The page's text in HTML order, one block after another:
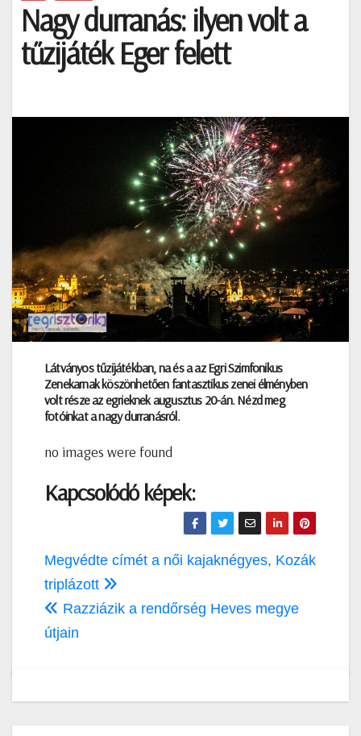
Nagy durranás: ilyen volt a
tűzijáték Eger felett
Látványos tűzijátékban, na és a az Egri Szimfonikus
Zenekarnak köszönhetően fantasztikus zenei élményben
volt része az egrieknek augusztus 20-án. Nézd meg
fotóinkat a nagy durranásról.
no images were found
Kapcsolódó képek:
Bejegyzés
navigáció
Megvédte címét a női kajaknégyes, Kozák
triplázott
Razziázik a rendőrség Heves megye
útjain